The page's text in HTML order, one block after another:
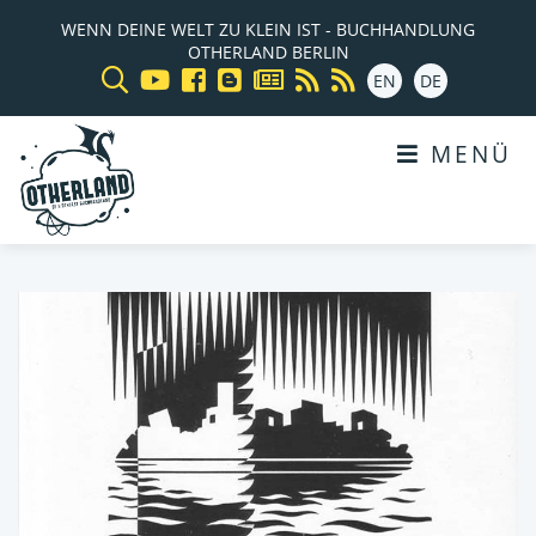
WENN DEINE WELT ZU KLEIN IST - BUCHHANDLUNG
OTHERLAND BERLIN
EN
DE
MENÜ